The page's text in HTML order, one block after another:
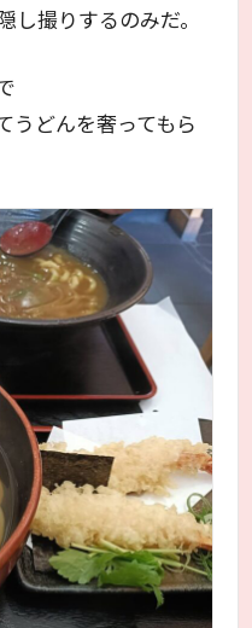
撮りするのみだ。
うどんを奢ってもら